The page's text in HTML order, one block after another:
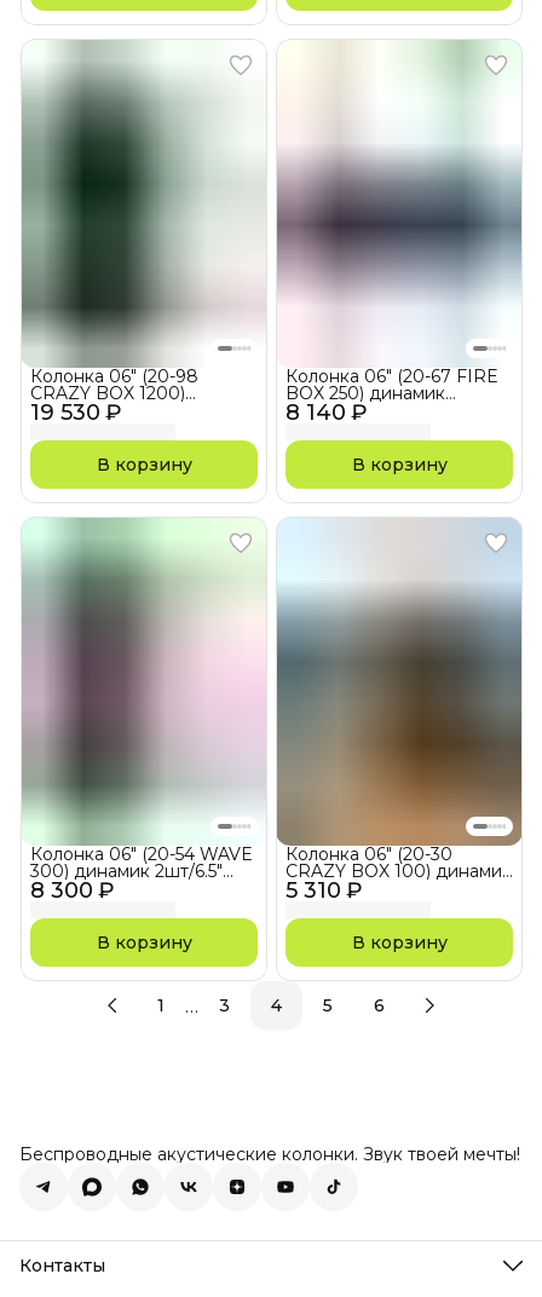
19 530 ₽
Колонка 06" (20-98
CRAZY BOX 1200)
динамик 2шт/6.5"
ELTRONIC с TWS
В корзину
8 140 ₽
Колонка 06" (20-67 FIRE
BOX 250) динамик
2шт/6.5" ELTRONIC с TWS
В корзину
8 300 ₽
Колонка 06" (20-54 WAVE
300) динамик 2шт/6.5"
ELTRONIC с TWS
В корзину
5 310 ₽
Колонка 06" (20-30
CRAZY BOX 100) динамик
1шт/6.5" ELTRONIC с TWS
В корзину
1 … 3 4 5 6
Беспроводные акустические колонки. Звук твоей мечты!
Контакты